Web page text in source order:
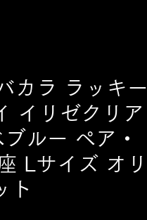
カラ ラッキー
イリゼクリア
ルー ペア・
Lサイズ オリ
ト